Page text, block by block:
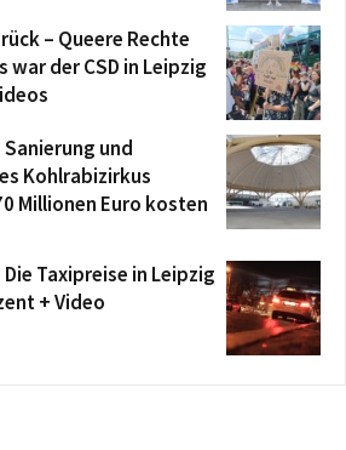
– Queere Rechte
war der CSD in Leipzig
und
Kohlrabizirkus
Millionen Euro kosten
Taxipreise in Leipzig
+ Video